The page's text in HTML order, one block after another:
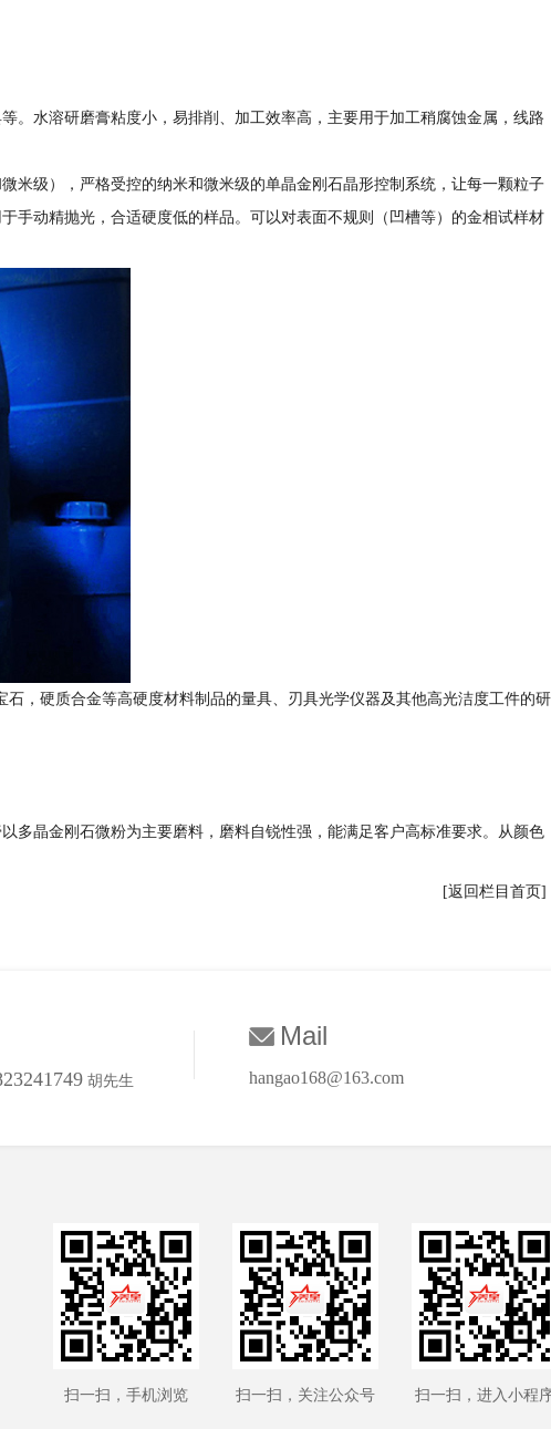
。水溶研磨膏粘度小，易排削、加工效率高，主要用于加工稍腐蚀金属，线路
米级），严格受控的纳米和微米级的单晶金刚石晶形控制系统，让每一颗粒子
手动精抛光，合适硬度低的样品。可以对表面不规则（凹槽等）的金相试样材
，硬质合金等高硬度材料制品的量具、刃具光学仪器及其他高光洁度工件的研
多晶金刚石微粉为主要磨料，磨料自锐性强，能满足客户高标准要求。从颜色
[返回栏目首页]
胡先生
Mail
hangao168@163.com
扫一扫，手机浏览
扫一扫，关注公众号 扫一扫，进入小程